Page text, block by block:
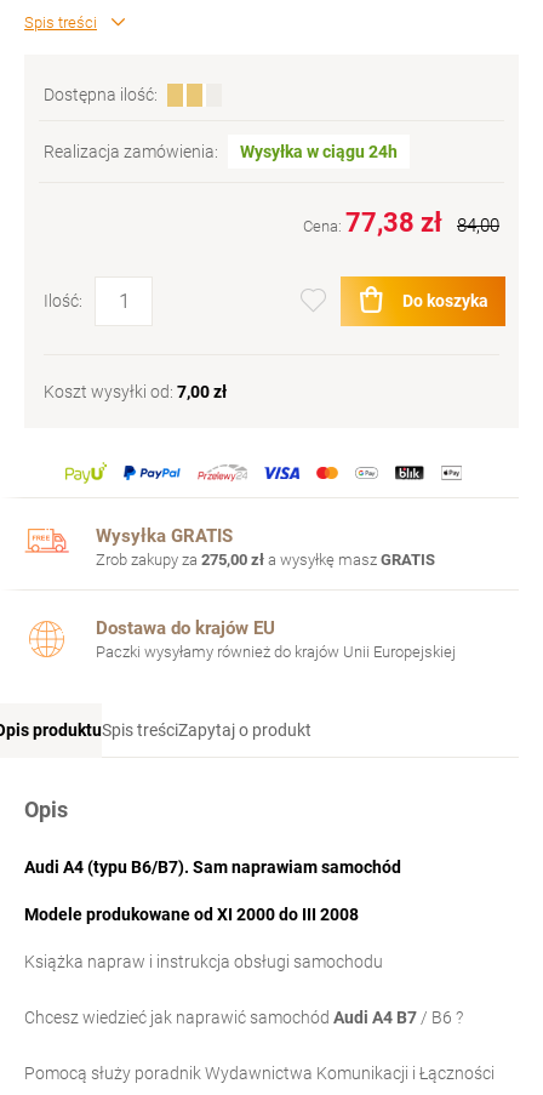
Spis treści
Dostępna ilość:
Realizacja zamówienia: Wysyłka w ciągu 24h
Cena: 77,38 zł 84,00
Ilość: Do koszyka
Koszt wysyłki od: 7,00 zł
Wysyłka GRATIS
Zrob zakupy za 275,00 zł a wysyłkę masz GRATIS
Dostawa do krajów EU
Paczki wysyłamy również do krajów Unii Europejskiej
produktuSpis treściZapytaj o produkt
Opis
Audi A4 (typu B6/B7). Sam naprawiam samochód
Modele produkowane od XI 2000 do III 2008
Książka napraw i instrukcja obsługi samochodu
Chcesz wiedzieć jak naprawić samochód Audi A4 B7 / B6 ?
Pomocą służy poradnik Wydawnictwa Komunikacji i Łączności